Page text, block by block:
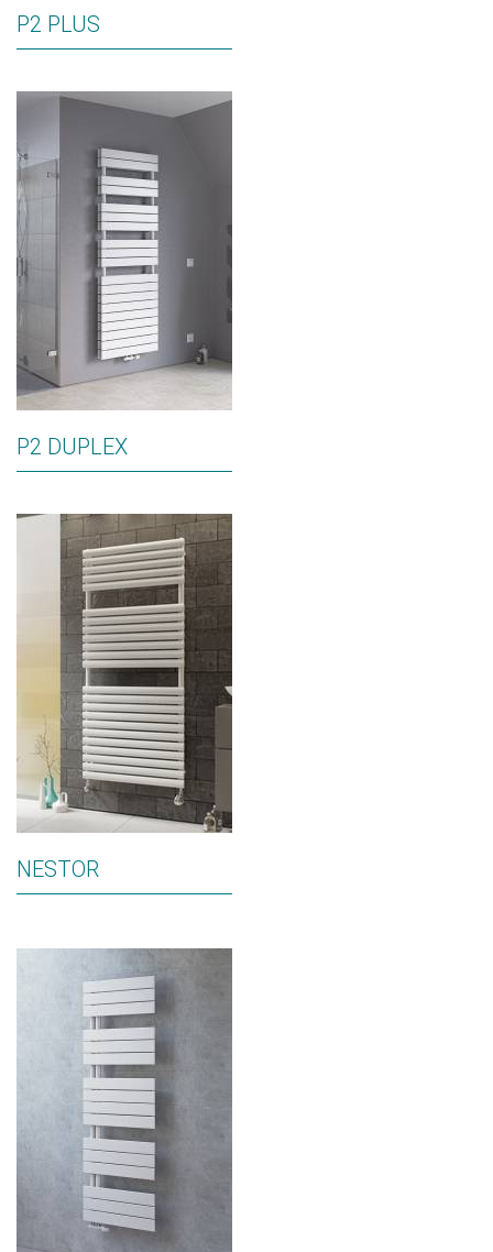
P2 PLUS
P2 DUPLEX
NESTOR